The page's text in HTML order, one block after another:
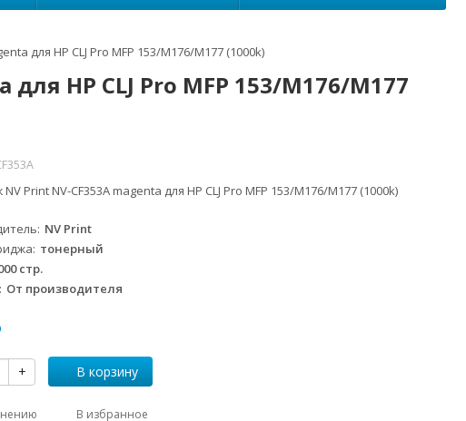
для HP CLJ Pro MFP 153/M176/M177 (1000k)
HP CLJ Pro MFP 153/M176/M177
Print NV-CF353A magenta для HP CLJ Pro MFP 153/M176/M177 (1000k)
NV Print
тонерный
стр.
От производителя
+ В корзину
В избранное